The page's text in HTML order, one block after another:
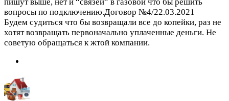
вопросы по подключению.Договор №4/22.03.2021
Будем судиться что бы возвращали все до копейки, раз не
хотят возвращать первоначально уплаченные деньги. Не
советую обращаться к жтой компании.